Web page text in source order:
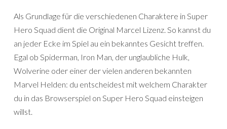
Als Grundlage für die verschiedenen Charaktere in Super
Hero Squad dient die Original Marcel Lizenz. So kannst du
an jeder Ecke im Spiel au ein bekanntes Gesicht treffen.
Egal ob Spiderman, Iron Man, der unglaubliche Hulk,
Wolverine oder einer der vielen anderen bekannten
Marvel Helden: du entscheidest mit welchem Charakter
du in das Browserspiel on Super Hero Squad einsteigen
willst.